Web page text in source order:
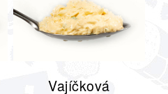
Vajíčková